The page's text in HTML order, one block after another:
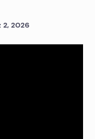
2, 2026